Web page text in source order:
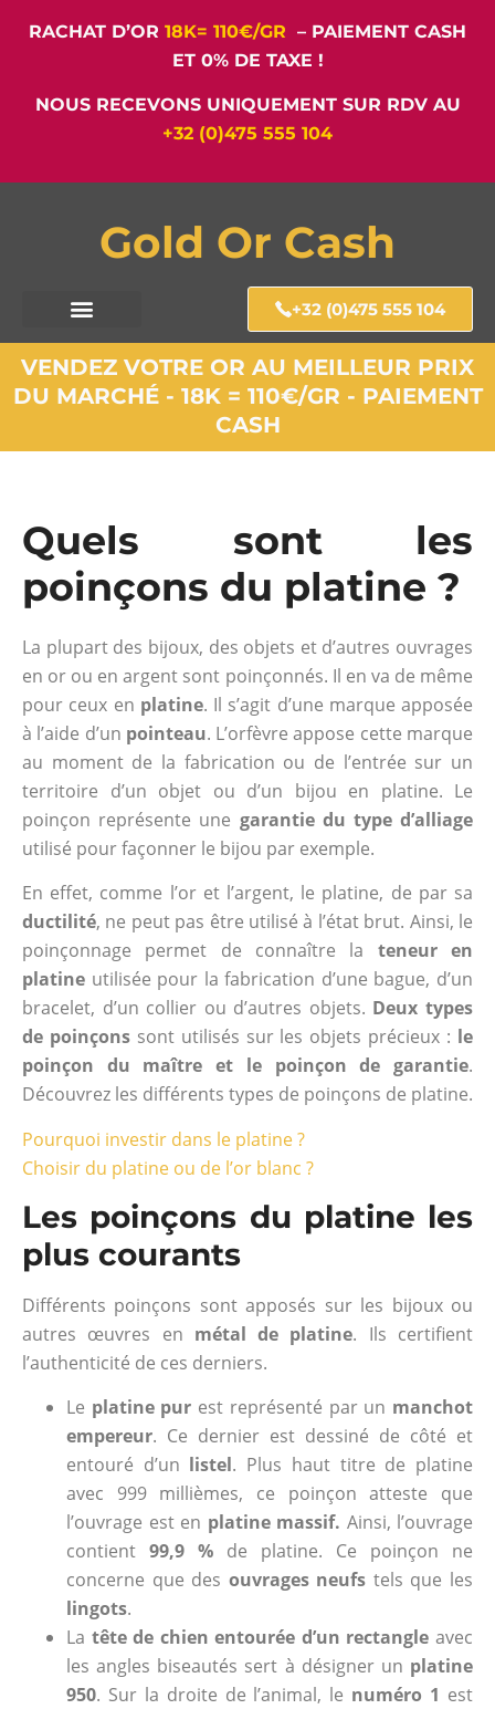
RACHAT D’OR 18K= 110€/GR – PAIEMENT CASH
ET 0% DE TAXE !
NOUS RECEVONS UNIQUEMENT SUR RDV AU
+32 (0)475 555 104
Gold Or Cash
+32 (0)475 555 104
VENDEZ VOTRE OR AU MEILLEUR PRIX
DU MARCHÉ - 18K = 110€/GR - PAIEMENT
CASH
Quels sont les
poinçons du platine ?
La plupart des bijoux, des objets et d’autres ouvrages
en or ou en argent sont poinçonnés. Il en va de même
pour ceux en platine. Il s’agit d’une marque apposée
à l’aide d’un pointeau. L’orfèvre appose cette marque
au moment de la fabrication ou de l’entrée sur un
territoire d’un objet ou d’un bijou en platine. Le
poinçon représente une garantie du type d’alliage
utilisé pour façonner le bijou par exemple.
En effet, comme l’or et l’argent, le platine, de par sa
ductilité, ne peut pas être utilisé à l’état brut. Ainsi, le
poinçonnage permet de connaître la teneur en
platine utilisée pour la fabrication d’une bague, d’un
bracelet, d’un collier ou d’autres objets. Deux types
de poinçonssont utilisés sur les objets précieux : le
poinçon du maître et le poinçon de garantie.
Découvrez les différents types de poinçons de platine.
Pourquoi investir dans le platine ?
Choisir du platine ou de l’or blanc ?
Les poinçons du platine les
plus courants
Différents poinçons sont apposés sur les bijoux ou
autres œuvres en métal de platine. Ils certifient
l’authenticité de ces derniers.
Le platine pur est représenté par un manchot
empereur. Ce dernier est dessiné de côté et
entouré d’un listel. Plus haut titre de platine
avec 999 millièmes, ce poinçon atteste que
l’ouvrage est en platine massif. Ainsi, l’ouvrage
contient 99,9 % de platine. Ce poinçon ne
concerne que des ouvrages neufs tels que les
lingots.
La tête de chien entourée d’un rectangle avec
les angles biseautés sert à désigner un platine
950. Sur la droite de l’animal, le numéro 1 est